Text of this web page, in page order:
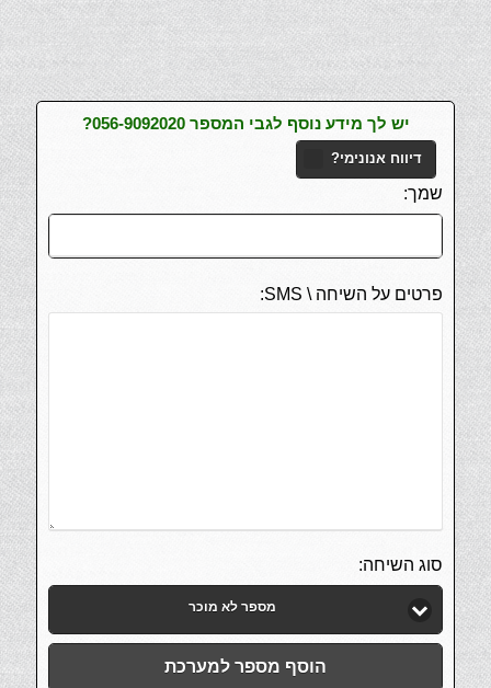
יש לך מידע נוסף לגבי המספר 056-9092020?
דיווח אנונימי?
שמך:
פרטים על השיחה \ SMS:
סוג השיחה:
מספר לא מוכר
הוסף מספר למערכת